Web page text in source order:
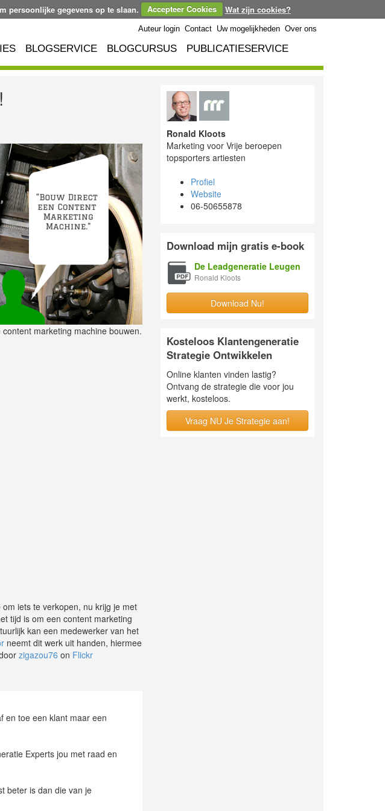
persoonlijke gegevens op te slaan. Accepteer Cookies Wat zijn cookies?
Auteur login Contact Uw mogelijkheden Over ons
BLOGSERVICE BLOGCURSUS PUBLICATIESERVICE
content marketing machine bouwen.
iets te verkopen, nu krijg je met
tijd is om een content marketing
kan een medewerker van het
neemt dit werk uit handen, hiermee
zigazou76 on Flickr
en toe een klant maar een
Experts jou met raad en
beter is dan die van je
Ronald Kloots
Marketing voor Vrije beroepen
topsporters artiesten
Profiel
Website
06-50655878
Download mijn gratis e-book
De Leadgeneratie Leugen
Ronald Kloots
Download Nu!
Kosteloos Klantengeneratie
Strategie Ontwikkelen
Online klanten vinden lastig?
Ontvang de strategie die voor jou
werkt, kosteloos.
Vraag NU Je Strategie aan!